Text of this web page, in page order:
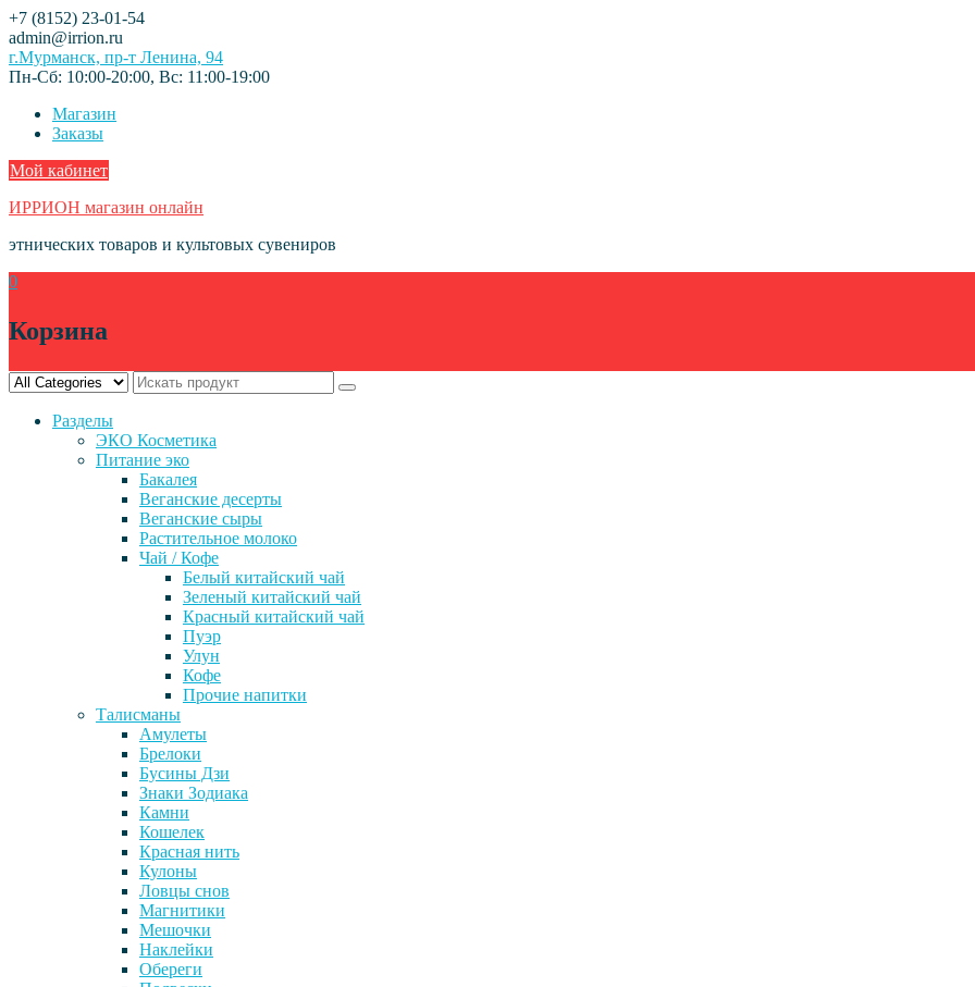
Skip
to
content
+7 (8152) 23-01-54
admin@irrion.ru
г.Мурманск, пр-т Ленина, 94
Пн-Сб: 10:00-20:00, Вс: 11:00-19:00
Магазин
Заказы
Мой кабинет
ИРРИОН магазин онлайн
этнических товаров и культовых сувениров
0
Корзина
Разделы
ЭКО Косметика
Питание эко
Бакалея
Веганские десерты
Веганские сыры
Растительное молоко
Чай / Кофе
Белый китайский чай
Зеленый китайский чай
Красный китайский чай
Пуэр
Улун
Кофе
Прочие напитки
Талисманы
Амулеты
Брелоки
Бусины Дзи
Знаки Зодиака
Камни
Кошелек
Красная нить
Кулоны
Ловцы снов
Магнитики
Мешочки
Наклейки
Обереги